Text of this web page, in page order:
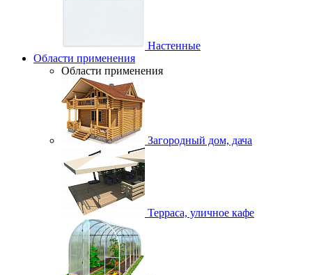
Настенные
Области применения
Области применения
Загородный дом, дача
Терраса, уличное кафе